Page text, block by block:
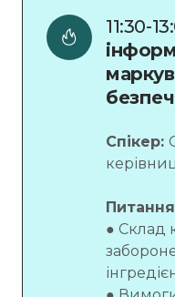
11:30-
Спікер:
● Склад